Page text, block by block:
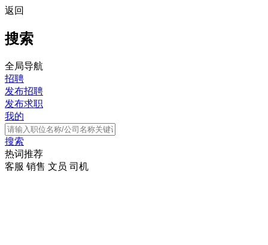
返回
搜索
全局导航
招聘
发布招聘
发布求职
我的
搜索
热词推荐
客服 销售 文员 司机